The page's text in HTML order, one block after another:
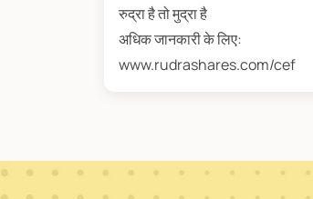
रुद्रा है तो मुद्रा है
अधिक जानकारी के लिए:
www.rudrashares.com/cef